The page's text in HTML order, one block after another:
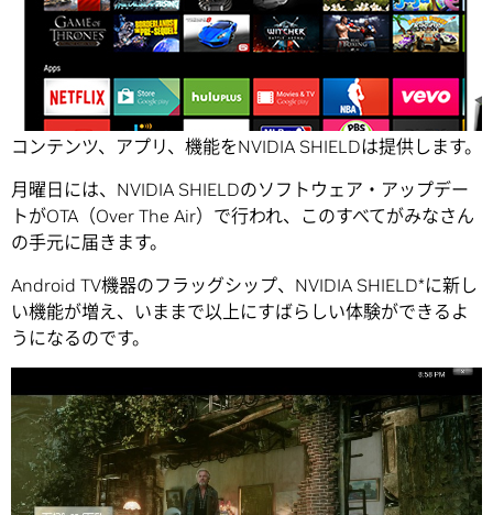
NBA、NFL、FIFA、『Game of Thrones』など―盛り沢山の
コンテンツ、アプリ、機能をNVIDIA SHIELDは提供します。
月曜日には、NVIDIA SHIELDのソフトウェア・アップデー
トがOTA（Over The Air）で行われ、このすべてがみなさん
の手元に届きます。
Android TV機器のフラッグシップ、NVIDIA SHIELD*に新し
い機能が増え、いままで以上にすばらしい体験ができるよ
うになるのです。